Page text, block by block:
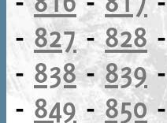
- 827-828
- 838-839
- 849 -850-